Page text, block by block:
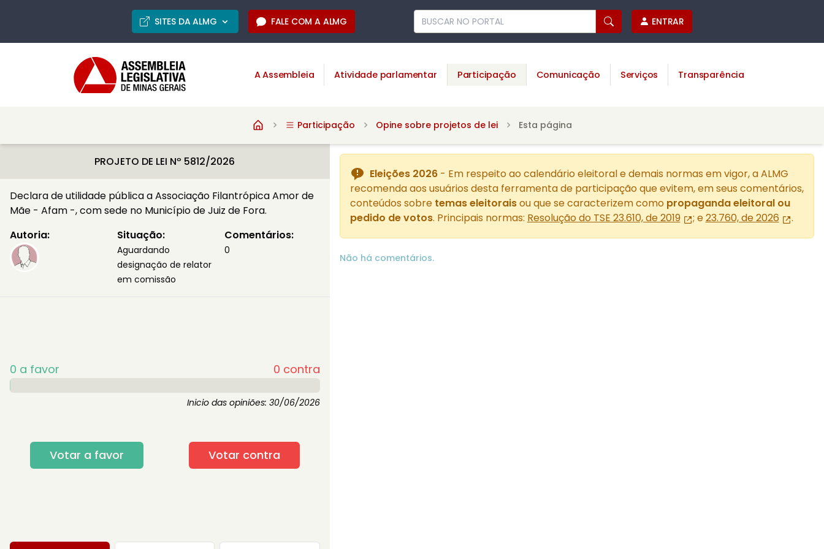
SITES DA ALMG FALE COM A ALMG ENTRAR
A Assembleia Atividade parlamentar Participação Comunicação Serviços Transparência
Participação Opine sobre projetos de lei Esta página
PROJETO DE LEI Nº 5812/2026
Declara de utilidade pública a Associação Filantrópica Amor de
Mãe - Afam -, com sede no Município de Juiz de Fora.
Autoria:
Situação:
Aguardando
designação de relator
em comissão
Comentários:
0
0 a favor 0 contra
Inicio das opiniões: 30/06/2026
Votar a favor Votar contra
Eleições 2026- Em respeito ao calendário eleitoral e demais normas em vigor, a ALMG
recomenda aos usuários desta ferramenta de participação que evitem, em seus comentários,
conteúdos sobre temas eleitoraisou que se caracterizem como propaganda eleitoral ou
pedido de votos. Principais normas: Resolução do TSE 23.610, de 2019 ; e23.760, de 2026 .
Não há comentários.